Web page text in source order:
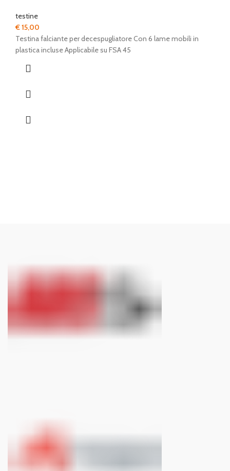
testine
€15,00
Testina falciante per decespugliatore Con 6 lame mobili in
plastica incluse Applicabile su FSA 45